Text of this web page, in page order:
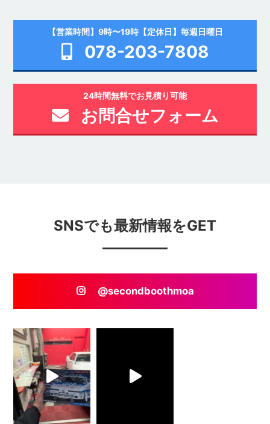
【営業時間】9時〜19時【定休日】毎週日曜日
078-203-7808
24時間無料でお見積り可能
お問合せフォーム
SNSでも最新情報をGET
@secondboothmoa